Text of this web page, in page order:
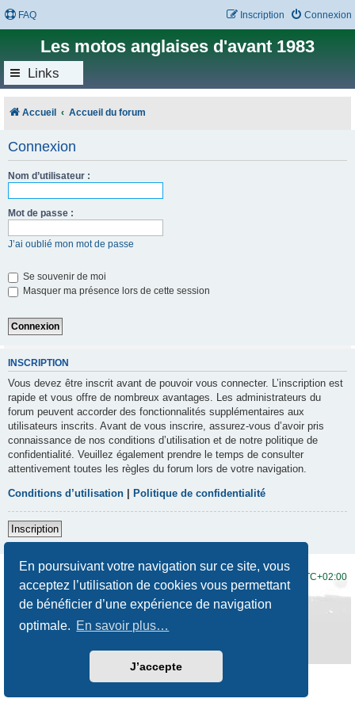
En poursuivant votre navigation sur ce site, vous
acceptez l’utilisation de cookies vous permettant
de bénéficier d’une expérience de navigation
optimale. En savoir plus…
J’accepte
FAQ Connexion
Inscription
Les motos anglaises d'avant 1983
Links
Accueil Accueil du forum
Connexion
Nom d’utilisateur :
Mot de passe :
J’ai oublié mon mot de passe
Se souvenir de moi
Masquer ma présence lors de cette session
INSCRIPTION
Vous devez être inscrit avant de pouvoir vous connecter. L’inscription est
rapide et vous offre de nombreux avantages. Les administrateurs du
forum peuvent accorder des fonctionnalités supplémentaires aux
utilisateurs inscrits. Avant de vous inscrire, assurez-vous d’avoir pris
connaissance de nos conditions d’utilisation et de notre politique de
confidentialité. Veuillez également prendre le temps de consulter
attentivement toutes les règles du forum lors de votre navigation.
Conditions d’utilisation Politique de confidentialité
Inscription
UTC+02:00
Développé par phpBB® Forum Software © phpBB Limited
Traduction française officielle
Prosilver New Edition
Confidentialité|Conditions